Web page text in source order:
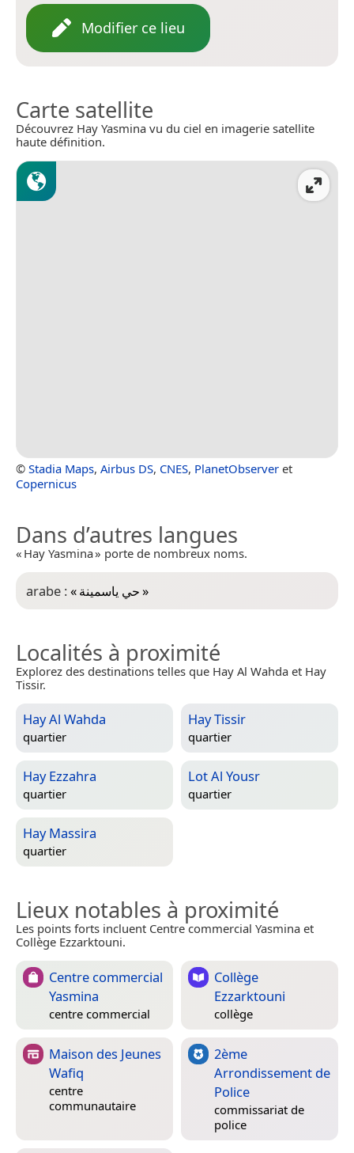
Modifier ce lieu
Carte satellite
Découvrez Hay Yasmina vu du ciel en imagerie satellite
haute définition.
© Stadia Maps, Airbus DS, CNES, PlanetObserver et
Copernicus
Dans d’autres langues
« Hay Yasmina » porte de nombreux noms.
arabe :«حي ياسمينة»
Localités à proximité
Explorez des destinations telles que Hay Al Wahda et Hay
Tissir.
Hay Al Wahda
quartier
Hay Tissir
quartier
Hay Ezzahra
quartier
Lot Al Yousr
quartier
Hay Massira
quartier
Lieux notables à proximité
Les points forts incluent Centre commercial Yasmina et
Collège Ezzarktouni.
Centre commercial
Yasmina
centre commercial
Collège
Ezzarktouni
collège
Maison des Jeunes
Wafiq
centre
communautaire
2ème
Arrondissement de
Police
commissariat de
police